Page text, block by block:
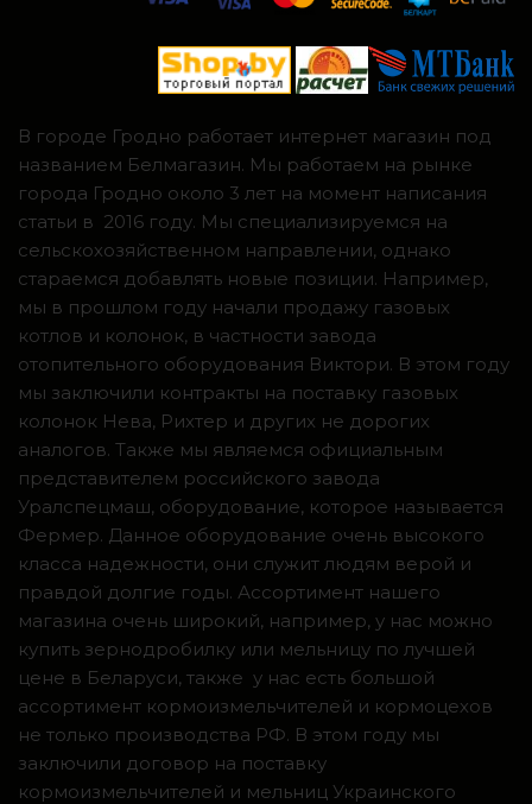
В городе Гродно работает интернет магазин под
названием Белмагазин. Мы работаем на рынке
города Гродно около 3 лет на момент написания
статьи в 2016 году. Мы специализируемся на
сельскохозяйственном направлении, однако
стараемся добавлять новые позиции. Например,
мы в прошлом году начали продажу газовых
котлов и колонок, в частности завода
отопительного оборудования Виктори. В этом году
мы заключили контракты на поставку газовых
колонок Нева, Рихтер и других не дорогих
аналогов. Также мы являемся официальным
представителем российского завода
Уралспецмаш, оборудование, которое называется
Фермер. Данное оборудование очень высокого
класса надежности, они служит людям верой и
правдой долгие годы. Ассортимент нашего
магазина очень широкий, например, у нас можно
купить зернодробилку или мельницу по лучшей
цене в Беларуси, также у нас есть большой
ассортимент кормоизмельчителей и кормоцехов
не только производства РФ. В этом году мы
заключили договор на поставку
кормоизмельчителей и мельниц Украинского